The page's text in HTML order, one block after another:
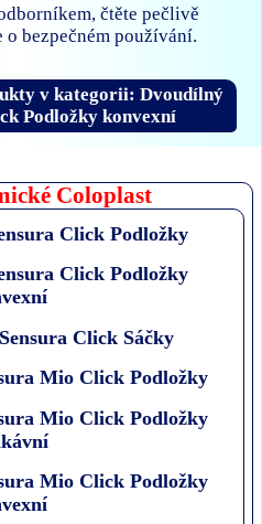
Coloplast
Click Podložky
Click Podložky
Click Sáčky
Mio Click Podložky
Mio Click Podložky
Mio Click Podložky
čtěte pečlivě
bezpečném používání.
v kategorii: Dvoudílný
Podložky konvexní